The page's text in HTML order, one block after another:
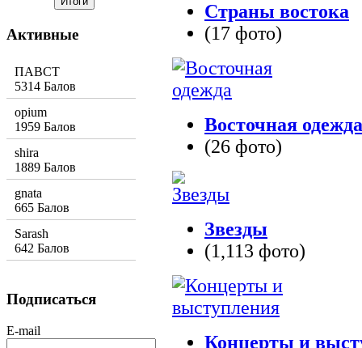
Страны востока
(17 фото)
Восточная одежда
(26 фото)
Звезды
(1,113 фото)
Концерты и
Активные
ПАВСТ
5314 Балов
opium
1959 Балов
shira
1889 Балов
gnata
665 Балов
Sarash
642 Балов
Подписаться
E-mail